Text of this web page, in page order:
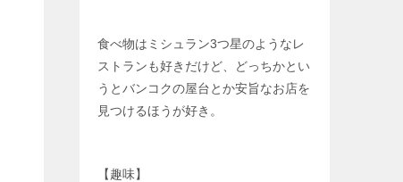
食べ物はミシュラン3つ星のようなレ
ストランも好きだけど、どっちかとい
うとバンコクの屋台とか安旨なお店を
見つけるほうが好き。
【趣味】